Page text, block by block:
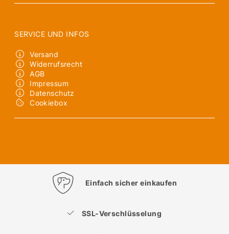
SERVICE UND INFOS
Versand
Widerrufsrecht
AGB
Impressum
Datenschutz
Cookiebox
Einfach sicher einkaufen
SSL-Verschlüsselung